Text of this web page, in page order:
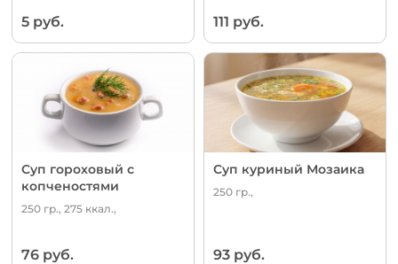
5 руб. 111 руб.
Суп гороховый с
копченостями
250 гр., 275 ккал.,
76 руб.
Суп куриный Мозаика
250 гр.,
93 руб.